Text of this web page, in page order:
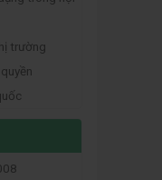
trường